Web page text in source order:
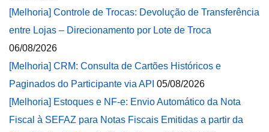
[Melhoria] Controle de Trocas: Devolução de Transferência
entre Lojas – Direcionamento por Lote de Troca
06/08/2026
[Melhoria] CRM: Consulta de Cartões Históricos e
Paginados do Participante via API 05/08/2026
[Melhoria] Estoques e NF-e: Envio Automático da Nota
Fiscal à SEFAZ para Notas Fiscais Emitidas a partir da